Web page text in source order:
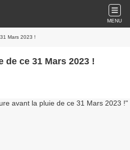
MENU
Mars 2023 !
de ce 31 Mars 2023 !